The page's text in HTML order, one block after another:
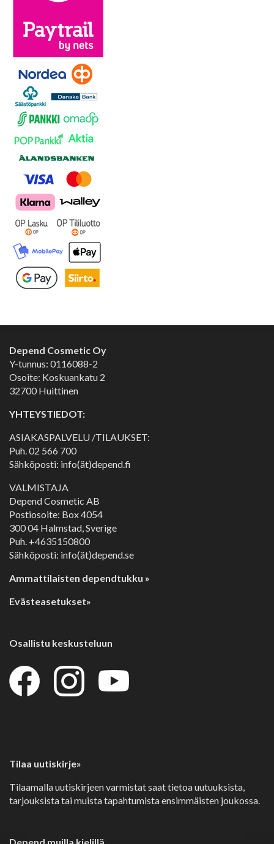
Depend Cosmetic Oy
Y-tunnus: 0116088-2
Osoite: Koskuankatu 2
32700 Huittinen
YHTEYSTIEDOT:
ASIAKASPALVELU /TILAUKSET:
Puh.02 566 700
Sähköposti: info(ät)depend.fi
VALMISTAJA
Depend Cosmetic AB
Postiosoite: Box 4054
300 04 Halmstad, Sverige
Puh. +4635150800
Sähköposti: info(ät)depend.se
Ammattilaisten dependtukku »
Evästeasetukset»
Osallistu keskusteluun
Tilaa uutiskirje»
Tilaamalla uutiskirjeen varmistat saat tietoa uutuuksista,
tarjouksista tai muista tapahtumista ensimmäisten joukossa.